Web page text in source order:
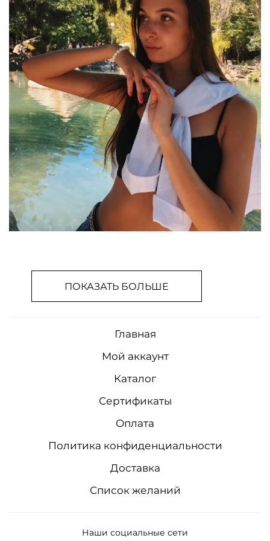
ПОКАЗАТЬ БОЛЬШЕ
Главная
Мой аккаунт
Каталог
Сертификаты
Оплата
Политика конфиденциальности
Доставка
Список желаний
Наши социальные сети